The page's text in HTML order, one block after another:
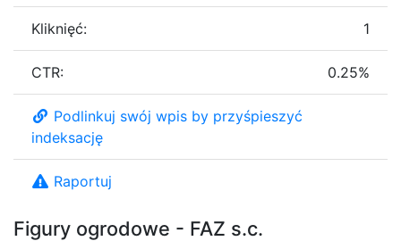
Figury ogrodowe - FAZ s.c.
Kliknięć: 1
CTR: 0.25%
Podlinkuj swój wpis by przyśpieszyć
indeksację
Raportuj